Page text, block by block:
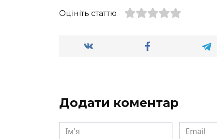
Оцініть статтю
Додати коментар
Ім'я Email